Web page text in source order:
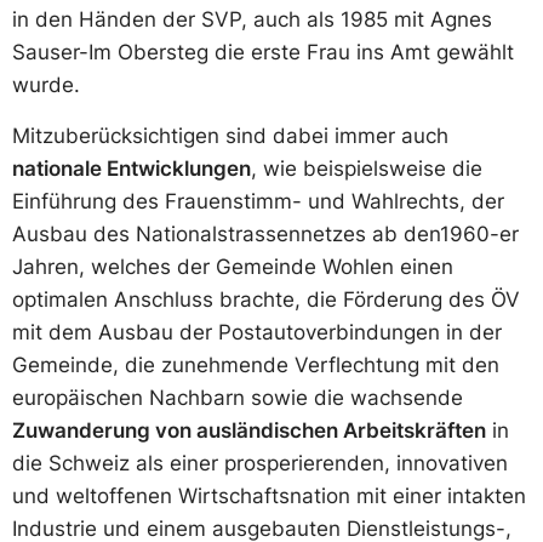
in den Händen der SVP, auch als 1985 mit Agnes
Sauser-Im Obersteg die erste Frau ins Amt gewählt
wurde.
Mitzuberücksichtigen sind dabei immer auch
nationale Entwicklungen, wie beispielsweise die
Einführung des Frauenstimm- und Wahlrechts, der
Ausbau des Nationalstrassennetzes ab den1960-er
Jahren, welches der Gemeinde Wohlen einen
optimalen Anschluss brachte, die Förderung des ÖV
mit dem Ausbau der Postautoverbindungen in der
Gemeinde, die zunehmende Verflechtung mit den
europäischen Nachbarn sowie die wachsende
Zuwanderung von ausländischen Arbeitskräften in
die Schweiz als einer prosperierenden, innovativen
und weltoffenen Wirtschaftsnation mit einer intakten
Industrie und einem ausgebauten Dienstleistungs-,